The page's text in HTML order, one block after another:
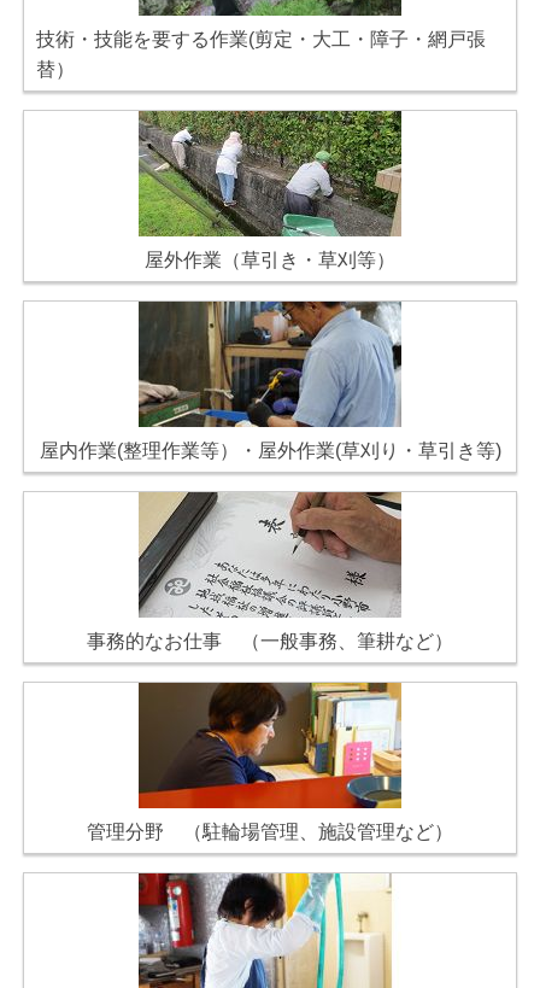
技術・技能を要する作業(剪定・大工・障子・網戸張
替）
屋外作業（草引き・草刈等）
屋内作業(整理作業等）・屋外作業(草刈り・草引き等)
事務的なお仕事 （一般事務、筆耕など）
管理分野 （駐輪場管理、施設管理など）